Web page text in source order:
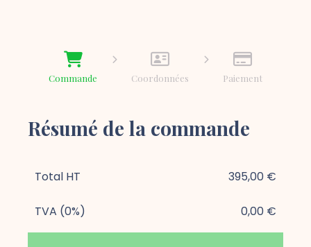
Commande Coordonnées Paiement
Résumé de la commande
Total HT 395,00 €
TVA (0%) 0,00 €